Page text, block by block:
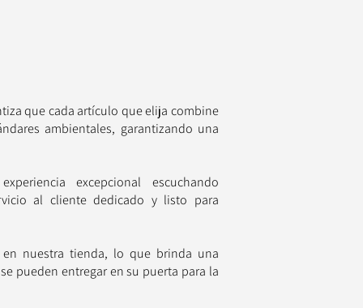
que cada artículo que elija combine
ambientales, garantizando una
excepcional escuchando
al cliente dedicado y listo para
nuestra tienda, lo que brinda una
pueden entregar en su puerta para la